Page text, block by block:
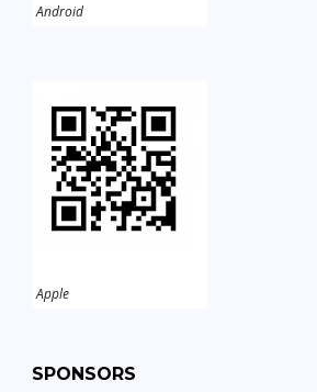
Android
Apple
SPONSORS